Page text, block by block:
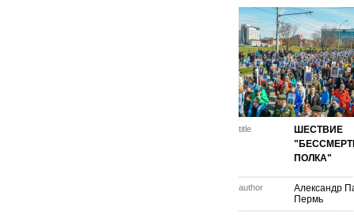
title
ШЕСТВИЕ
ПОЛКА"
author
Александр
Пермь